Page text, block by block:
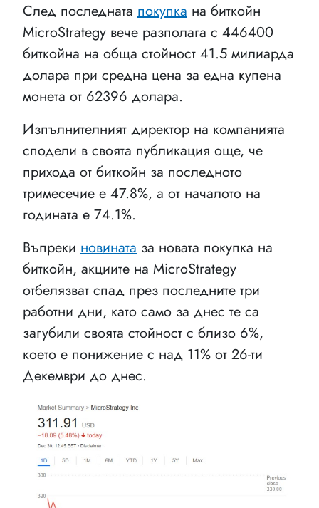
След последната покупка на биткойн
MicroStrategy вече разполага с 446400
биткойна на обща стойност 41.5 милиарда
долара при средна цена за една купена
монета от 62396 долара.
Изпълнителният директор на компанията
сподели в своята публикация още, че
прихода от биткойн за последното
тримесечие е 47.8%, а от началото на
годината е 74.1%.
Въпреки новината за новата покупка на
биткойн, акциите на MicroStrategy
отбелязват спад през последните три
работни дни, като само за днес те са
загубили своята стойност с близо 6%,
което е понижение с над 11% от 26-ти
Декември до днес.